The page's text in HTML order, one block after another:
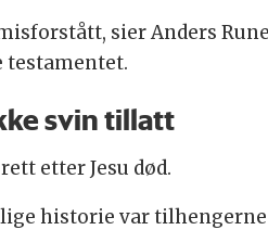
sier Anders
testamentet.
svin tillatt
etter Jesu død.
historie var tilhengerne